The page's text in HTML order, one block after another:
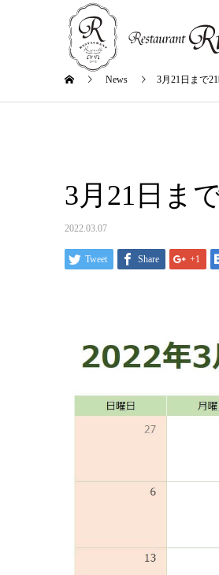
News 3月21日まで
3月21日ま
2022.03.07
Tweet Share +1